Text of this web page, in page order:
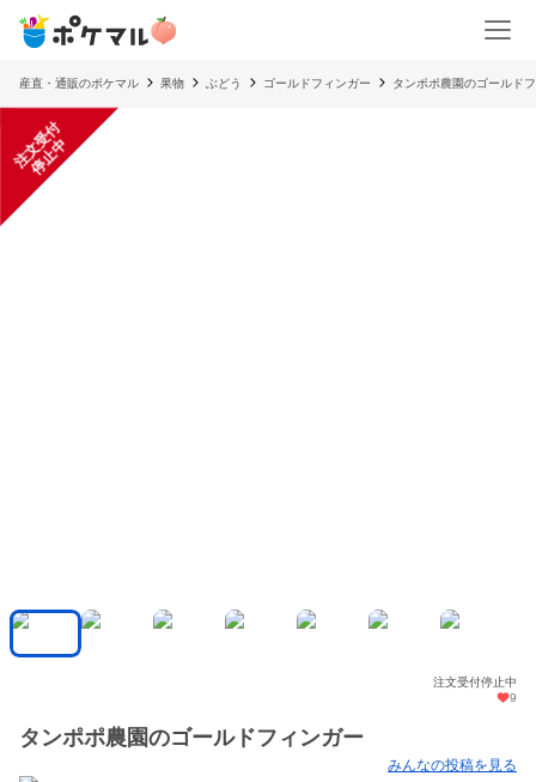
産直・通販のポケマル 果物 ぶどう ゴールドフィンガー タンポポ農園のゴールド
注
文
受
付
停
止
中
注文受付停止中
9
タンポポ農園のゴールドフィンガー
みんなの投稿を見る